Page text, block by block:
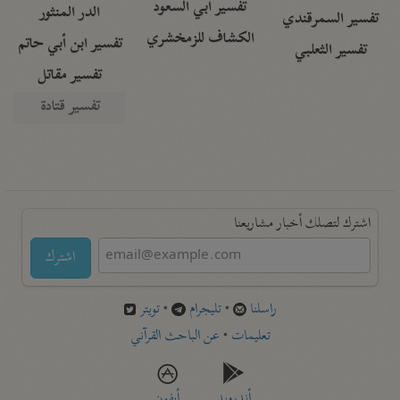
تفسير السمرقندي
تفسير الثعلبي
تفسير أبي السعود
الكشاف للزمخشري
الدر المنثور
تفسير ابن أبي حاتم
تفسير مقاتل
تفسير قتادة
اشترك لتصلك أخبار مشاريعنا
اشترك
راسلنا •تليجرام •تويتر
تعليمات •عن الباحث القرآني